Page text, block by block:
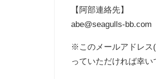
【阿部連絡先】
abe@seagulls-bb.com
※このメールアドレス
っていただければ幸い